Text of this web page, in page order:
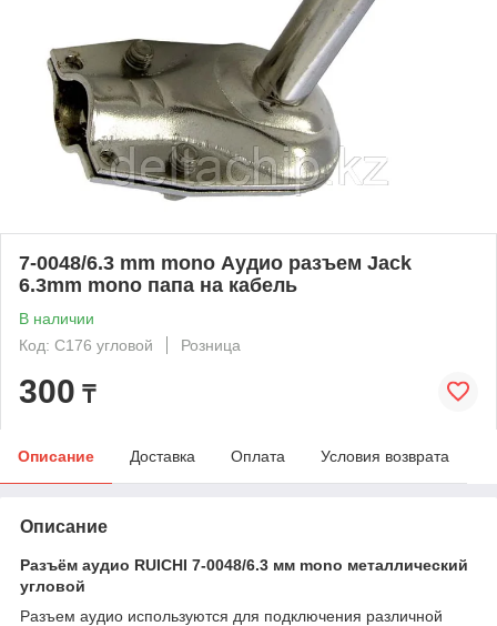
7-0048/6.3 mm mono Аудио разъем Jack
6.3mm mono папа на кабель
В наличии
Код: C176 угловой
Розница
300 ₸
Описание Доставка Оплата Условия возврата
Описание
Разъём аудио RUICHI 7-0048/6.3 мм mono металлический
угловой
Разъем аудио используются для подключения различной